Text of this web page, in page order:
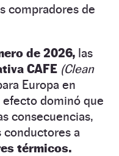
compradores de
de 2026, las
CAFE (Clean
Europa en
efecto dominó que
consecuencias,
conductores a
térmicos.